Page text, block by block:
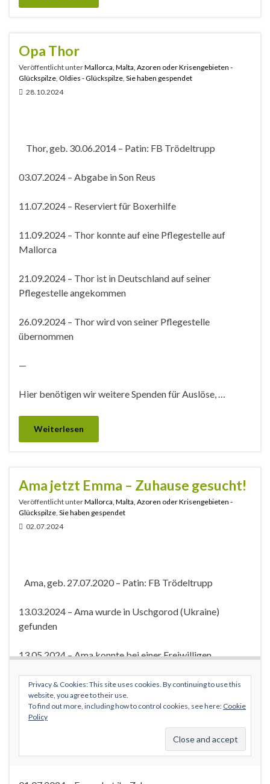
Opa Thor
Veröffentlicht unterMallorca, Malta, Azoren oder Krisengebieten -
Glückspilze Oldies - Glückspilze Sie haben gespendet
28.10.2024
Thor, geb. 30.06.2014 – Patin: FB Trödeltrupp
03.07.2024 – Abgabe in Son Reus
11.07.2024 – Reserviert für Boxerhilfe
11.09.2024 – Thor konnte auf eine Pflegestelle auf
Mallorca
21.09.2024 – Thor ist in Deutschland auf seiner
Pflegestelle angekommen
26.09.2024 – Thor wird von seiner Pflegestelle
übernommen
—
Hier benötigen wir weitere Spenden für Auslöse, …
Weiterlesen
Ama jetzt Emma – Zuhause gesucht!
Veröffentlicht unterMallorca, Malta, Azoren oder Krisengebieten -
Glückspilze Sie haben gespendet
02.07.2024
Ama, geb. 27.07.2020 – Patin: FB Trödeltrupp
13.03.2024 – Ama wurde in Uschgorod (Ukraine)
gefunden
13.05.2024 – Ama konnte bei einer Freiwilligen
02.06.2024 – Ama kommt heute auf die Auffangstation
in Rumänien
22.06.2024 – Ama ist auf ihrer Pflegestelle in
Deutschland angekommen und heißt nun Emma
Privacy & Cookies: This site uses cookies. By continuing to use this
website, you agree to their use.
To find out more, including how to control cookies, see here: Cookie
Policy